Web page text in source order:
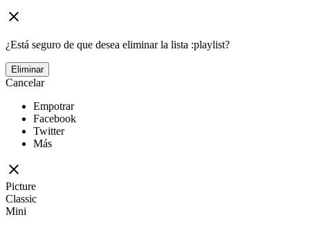
¿Está seguro de que desea eliminar la lista :playlist?
Eliminar
Cancelar
Empotrar
Facebook
Twitter
Más
Picture
Classic
Mini